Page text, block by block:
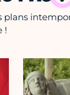
plans
!